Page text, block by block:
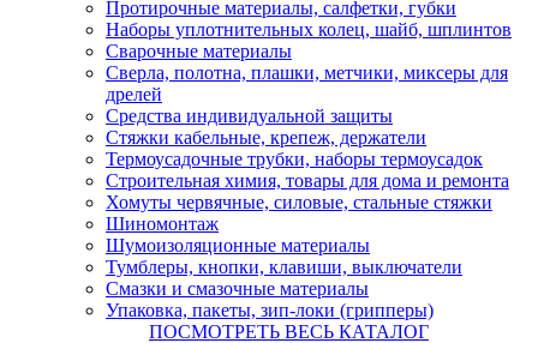
Протирочные материалы, салфетки, губки
Наборы уплотнительных колец, шайб, шплинтов
Сварочные материалы
Сверла, полотна, плашки, метчики, миксеры для
дрелей
Средства индивидуальной защиты
Стяжки кабельные, крепеж, держатели
Термоусадочные трубки, наборы термоусадок
Строительная химия, товары для дома и ремонта
Хомуты червячные, силовые, стальные стяжки
Шиномонтаж
Шумоизоляционные материалы
Тумблеры, кнопки, клавиши, выключатели
Смазки и смазочные материалы
Упаковка, пакеты, зип-локи (грипперы)
ПОСМОТРЕТЬ ВЕСЬ КАТАЛОГ